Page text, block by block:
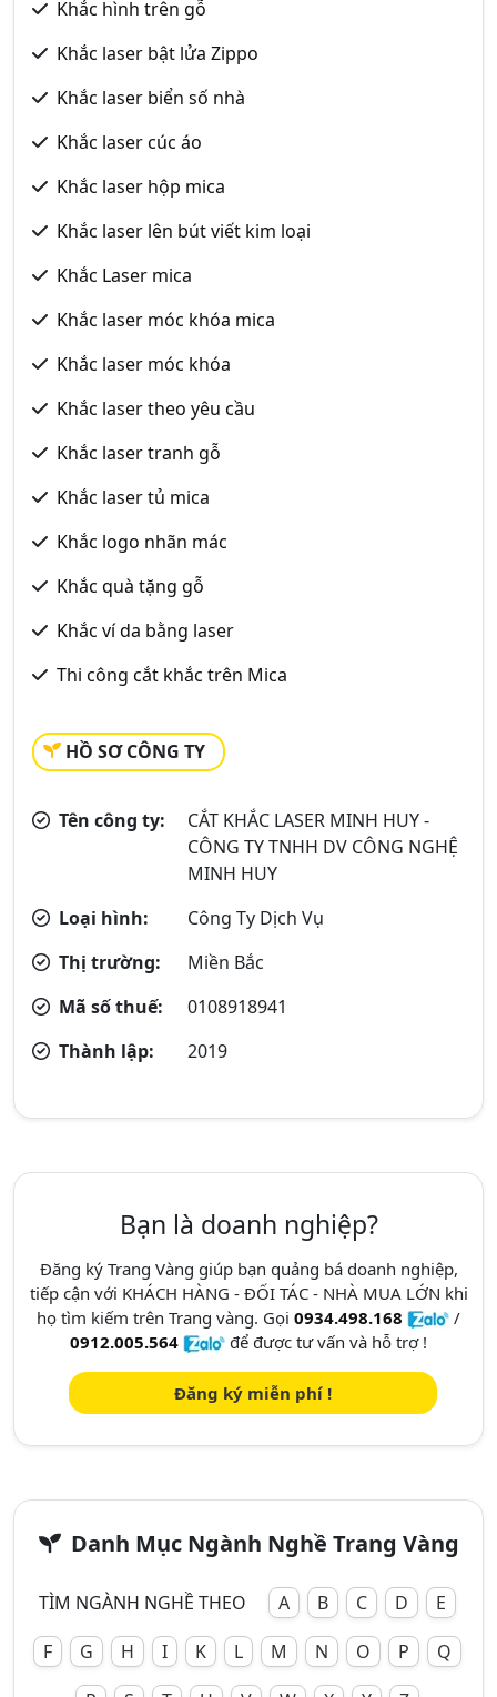
Khắc hình trên gỗ
Khắc laser bật lửa Zippo
Khắc laser biển số nhà
Khắc laser cúc áo
Khắc laser hộp mica
Khắc laser lên bút viết kim loại
Khắc Laser mica
Khắc laser móc khóa mica
Khắc laser móc khóa
Khắc laser theo yêu cầu
Khắc laser tranh gỗ
Khắc laser tủ mica
Khắc logo nhãn mác
Khắc quà tặng gỗ
Khắc ví da bằng laser
Thi công cắt khắc trên Mica
HỒ SƠ CÔNG TY
Tên công ty:
CẮT KHẮC LASER MINH HUY -
CÔNG TY TNHH DV CÔNG NGHỆ
MINH HUY
Loại hình:
Công Ty Dịch Vụ
Thị trường:
Miền Bắc
Mã số thuế:
0108918941
Thành lập:
2019
Bạn là doanh nghiệp?
Đăng ký Trang Vàng giúp bạn quảng bá doanh nghiệp,
tiếp cận với KHÁCH HÀNG - ĐỐI TÁC - NHÀ MUA LỚN khi
họ tìm kiếm trên Trang vàng. Gọi 0934.498.168
/
0912.005.564
để được tư vấn và hỗ trợ !
Đăng ký miễn phí !
Danh Mục Ngành Nghề Trang Vàng
TÌM NGÀNH NGHỀ THEO A B C D
E
F
G H I K L M N O P
Q